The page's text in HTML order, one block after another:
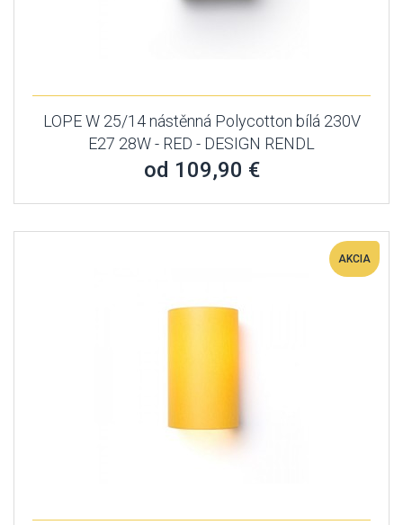
LOPE W 25/14 nástěnná Polycotton bílá 230V
E27 28W - RED - DESIGN RENDL
od 109,90 €
AKCIA